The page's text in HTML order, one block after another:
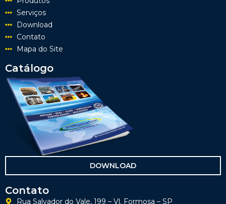
Serviços
Download
Contato
Mapa do Site
Catálogo
DOWNLOAD
Contato
Rua Salvador do Vale, 199 – Vl. Formosa – SP